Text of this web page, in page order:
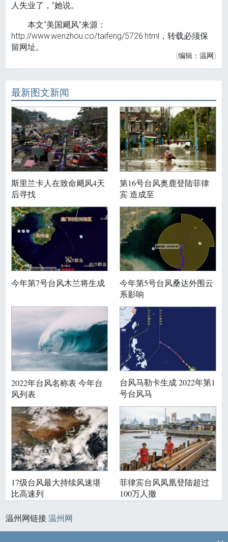
人失业了，”她说。
本文“美国飓风”来源：
http://www.wenzhou.co/taifeng/5726.html，转载必须保
留网址。
(编辑：温网)
最新图文新闻
斯里兰卡人在致命飓风4天
后寻找
第16号台风奥鹿登陆菲律
宾 造成至
今年第7号台风木兰将生成
今年第5号台风桑达外围云
系影响
2022年台风名称表 今年台
风列表
台风马勒卡生成 2022年第1
号台风马
17级台风最大持续风速堪
比高速列
菲律宾台风凤凰登陆超过
100万人撤
温州网链接温州网